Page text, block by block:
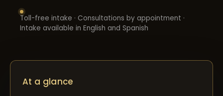
Toll-free intake · Consultations by appointment ·
Intake available in English and Spanish
At a glance